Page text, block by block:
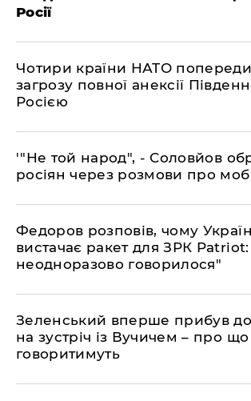
Росії
​Чотири країни НАТО
загрозу повної анексії
Росією
​'"Не той народ", - Соловйов
росіян через розмови про
​Федоров розповів, чому
вистачає ракет для ЗРК
неодноразово говорилося"
​Зеленський вперше прибув до
на зустріч із Вучичем – про що
говоритимуть